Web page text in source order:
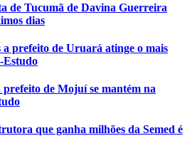
de Tucumã de Davina Guerreira
dias
prefeito de Uruará atinge o mais
Estudo
de Mojuí se mantém na
que ganha milhões da Semed é